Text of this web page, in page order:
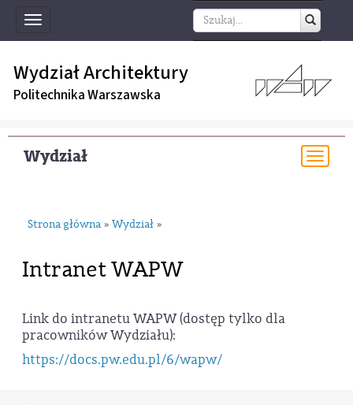
Toggle
navigation
Wydział Architektury
Politechnika Warszawska
Wydział
Strona główna » Wydział »
Intranet WAPW
Link do intranetu WAPW (dostęp tylko dla
pracowników Wydziału):
https://docs.pw.edu.pl/6/wapw/